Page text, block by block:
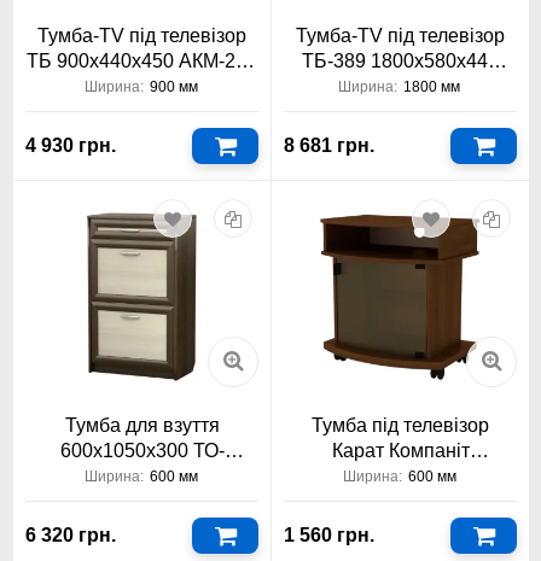
Тумба-TV під телевізор
ТБ 900х440х450 АКМ-225
Тіса Меблі АКМ
Ширина: 900 мм
4 930 грн.
Тумба-TV під телевізор
ТБ-389 1800х580х440
Тіса Меблі
Ширина: 1800 мм
8 681 грн.
Тумба для взуття
600х1050х300 ТО-
АКМ-111 Тіса Меблі АКМ
Ширина: 600 мм
6 320 грн.
Тумба під телевізор
Карат Компаніт
600x643x435
Ширина: 600 мм
1 560 грн.